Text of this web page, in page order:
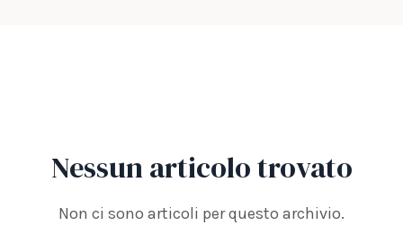
Nessun articolo trovato
Non ci sono articoli per questo archivio.